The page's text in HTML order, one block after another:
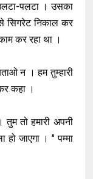
पलटा । उसका
सिगरेट निकाल कर
कर रहा था ।
न । हम तुम्हारी
कहा ।
हमारी अपनी
हो जाएगा । " पम्मा